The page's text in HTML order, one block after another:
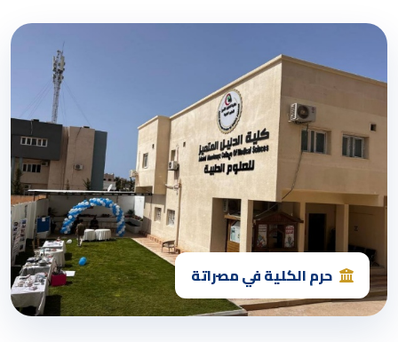
حرم الكلية في مصراتة